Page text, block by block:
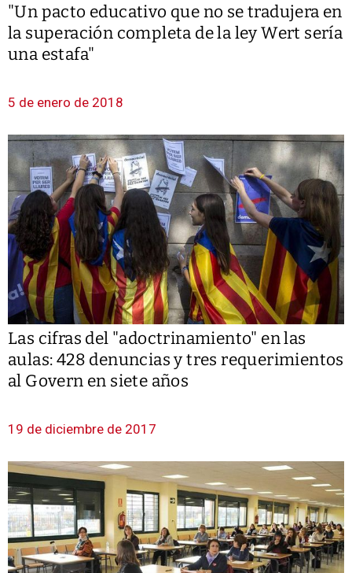
"Un pacto educativo que no se tradujera en
la superación completa de la ley Wert sería
una estafa"
5 de enero de 2018
Las cifras del "adoctrinamiento" en las
aulas: 428 denuncias y tres requerimientos
al Govern en siete años
19 de diciembre de 2017